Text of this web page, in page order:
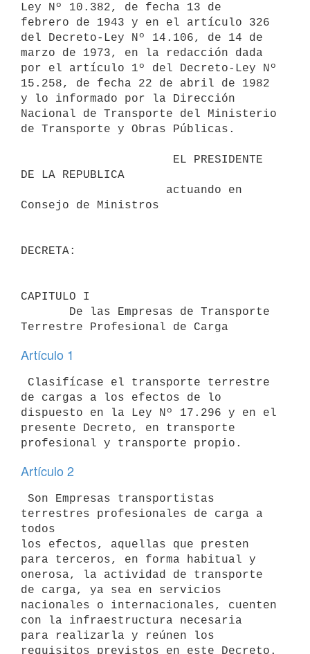
Ley Nº 10.382, de fecha 13 de
febrero de 1943 y en el artículo 326
del Decreto-Ley Nº 14.106, de 14 de
marzo de 1973, en la redacción dada
por el artículo 1º del Decreto-Ley Nº
15.258, de fecha 22 de abril de 1982
y lo informado por la Dirección
Nacional de Transporte del Ministerio
de Transporte y Obras Públicas.
DE LA REPUBLICA
Consejo de Ministros
DECRETA:
CAPITULO I
Artículo 1
de cargas a los efectos de lo
dispuesto en la Ley Nº 17.296 y en el
presente Decreto, en transporte
Artículo 2
terrestres profesionales de carga a
todos
los efectos, aquellas que presten
para terceros, en forma habitual y
onerosa, la actividad de transporte
de carga, ya sea en servicios
nacionales o internacionales, cuenten
con la infraestructura necesaria
para realizarla y reúnen los